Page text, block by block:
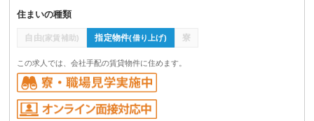
住まいの種類
自由(家賃補助) 指定物件(借り上げ) 寮
この求人では、会社手配の賃貸物件に住めます。